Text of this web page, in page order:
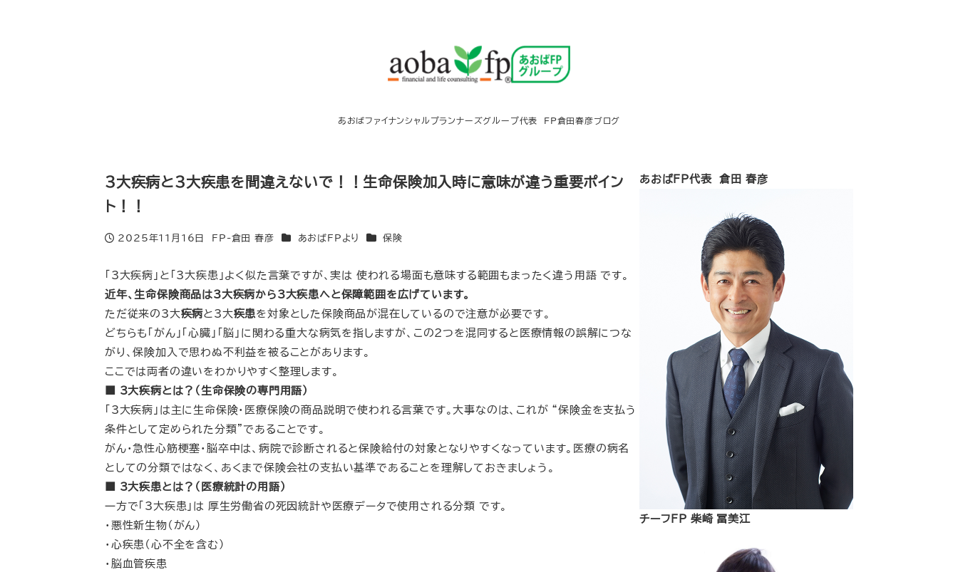
あおばファイナンシャルプランナーズグループ代表 FP倉田春彦ブログ
3大疾病と3大疾患を間違えないで！！生命保険加入時に意味が違う重要ポイン
ト！！
投稿日
2025年11月16日
著
FP-倉田 春彦 カテゴリー
あおばFPより カテゴリー
保険
「3大疾病」と「3大疾患」よく似た言葉ですが、実は 使われる場面も意味する範囲もまったく違う用語 です。
近年、生命保険商品は3大疾病から3大疾患へと保障範囲を広げています。
ただ従来の3大疾病と3大疾患 を対象とした保険商品が混在しているので注意が必要です。
どちらも「がん」「心臓」「脳」に関わる重大な病気を指しますが、この2つを混同すると医療情報の誤解につな
がり、保険加入で思わぬ不利益を被ることがあります。
ここでは両者の違いをわかりやすく整理します。
■ 3大疾病とは？（生命保険の専門用語）
「3大疾病」は主に生命保険・医療保険の商品説明で使われる言葉です。大事なのは、これが “保険金を支払う
条件として定められた分類”であることです。
がん・急性心筋梗塞・脳卒中は、病院で診断されると保険給付の対象となりやすくなっています。医療の病名
としての分類ではなく、あくまで保険会社の支払い基準であることを理解しておきましょう。
■ 3大疾患とは？（医療統計の用語）
一方で「3大疾患」は 厚生労働省の死因統計や医療データで使用される分類 です。
・悪性新生物（がん）
・心疾患（心不全を含む）
・脳血管疾患
あおばFP代表 倉田 春彦
チーフFP 柴崎 冨美江